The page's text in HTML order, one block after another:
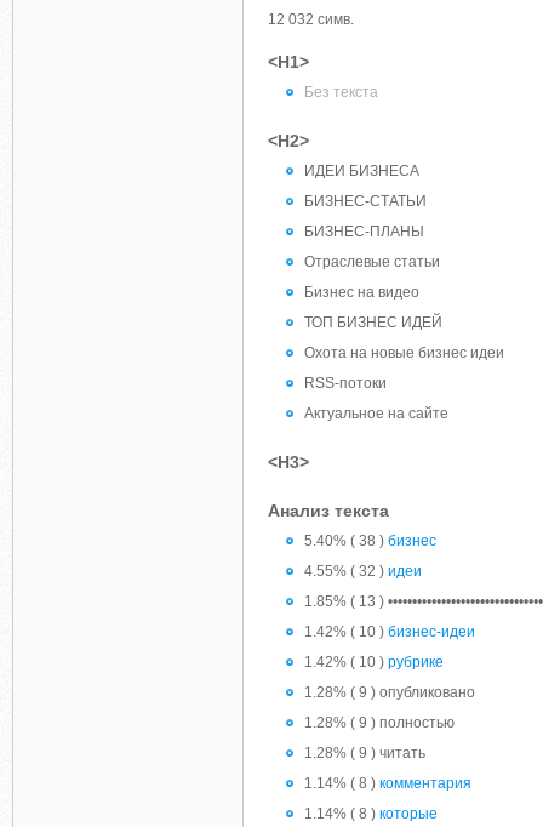
12 032 симв.
<H1>
Без текста
<H2>
ИДЕИ БИЗНЕСА
БИЗНЕС-СТАТЬИ
БИЗНЕС-ПЛАНЫ
Отраслевые статьи
Бизнес на видео
ТОП БИЗНЕС ИДЕЙ
Охота на новые бизнес идеи
RSS-потоки
Актуальное на сайте
<H3>
Анализ текста
5.40% ( 38 ) бизнес
4.55% ( 32 ) идеи
1.85% ( 13 )
1.42% ( 10 ) бизнес-идеи
1.42% ( 10 ) рубрике
1.28% ( 9 ) опубликовано
1.28% ( 9 ) полностью
1.28% ( 9 ) читать
1.14% ( 8 ) комментария
1.14% ( 8 ) которые